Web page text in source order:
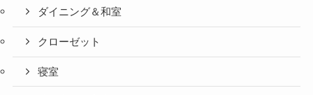
ダイニング＆和室
クローゼット
寝室